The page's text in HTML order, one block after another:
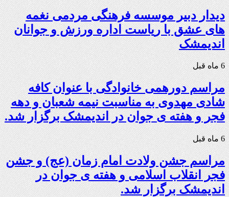
دیدار دبیر موسسه فرهنگی مردمی نغمه
های عشق با ریاست اداره ورزش و جوانان
اندیمشک
6 ماه قبل
مراسم دورهمی خانوادگی با عنوان کافه
شادی مهدوی به مناسبت نیمه شعبان و دهه
فجر و هفته ی جوان در اندیمشک برگزار شد.
6 ماه قبل
مراسم جشن ولادت امام زمان (عج) و جشن
فجر انقلاب اسلامی و هفته ی جوان در
اندیمشک برگزار شد.